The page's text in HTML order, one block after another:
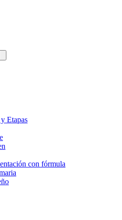
Etapas
con fórmula